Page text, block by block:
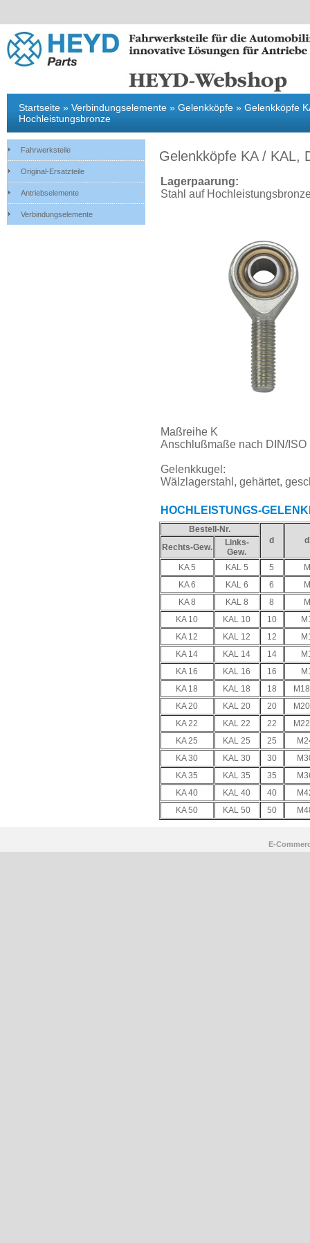
Fahrwerksteile Original-Ersatzteile Antriebselemente
Startseite » Verbindungselemente » Gelenkköpfe » Gelenkköpfe
Hochleistungsbronze
Gelenkköpfe KA / KAL,
Lagerpaarung:
Stahl auf
Maßreihe K
Anschlußmaße nach DIN/ISO
Gelenkkugel:
Wälzlagerstahl, gehärtet,
HOCHLEISTUNGS-
Bestell-Nr.
d
Rechts-Gew.
Links-
Gew.
KA 5
KAL 5 5
KA 6
KAL 6 6
KA 8
KAL 8 8
KA 10
KAL 10 10
KA 12
KAL 12 12
KA 14
KAL 14 14
KA 16
KAL 16 16
KA 18
KAL 18 18
KA 20
KAL 20 20
KA 22
KAL 22 22
KA 25
KAL 25 25
KA 30
KAL 30 30
KA 35
KAL 35 35
KA 40
KAL 40 40
KA 50
KAL 50 50
Fahrwerksteile
Original-Ersatzteile
Antriebselemente
Verbindungselemente
E-